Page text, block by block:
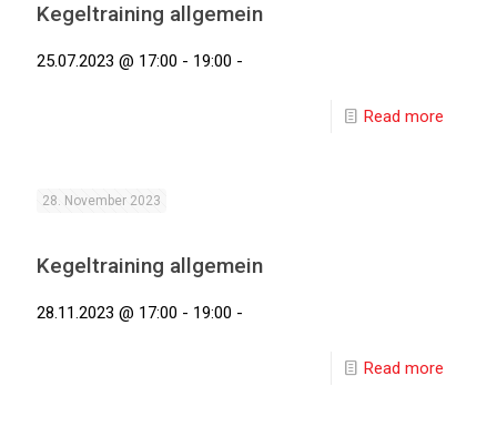
Kegeltraining allgemein
25.07.2023 @ 17:00 - 19:00 -
Read more
28. November 2023
Kegeltraining allgemein
28.11.2023 @ 17:00 - 19:00 -
Read more